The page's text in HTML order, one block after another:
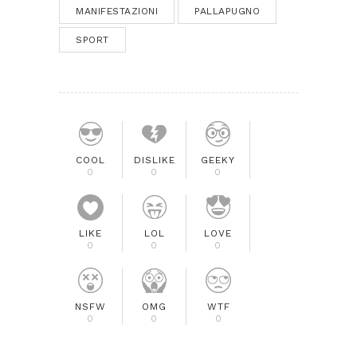
MANIFESTAZIONI PALLAPUGNO
SPORT
COOL
0
DISLIKE
0
GEEKY
0
LIKE
0
LOL
0
LOVE
0
NSFW
0
OMG
0
WTF
0